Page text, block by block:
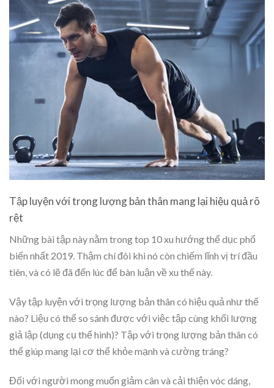
Tập luyện với trọng lượng bản thân mang lại hiệu quả rõ
rệt
Những bài tập này nằm trong top 10 xu hướng thể dục phổ
biến nhất 2019. Thậm chí đôi khi nó còn chiếm lĩnh vị trí đầu
tiên, và có lẽ đã đến lúc để bàn luận về xu thế này.
Vậy tập luyện với trọng lượng bản thân có hiệu quả như thế
nào? Liệu có thể so sánh được với việc tập cùng khối lượng
giả lập (dụng cụ thể hình)? Tập với trọng lượng bản thân có
thể giúp mang lại cơ thể khỏe mạnh và cường tráng?
Đối với người mong muốn giảm cân và cải thiện vóc dáng,